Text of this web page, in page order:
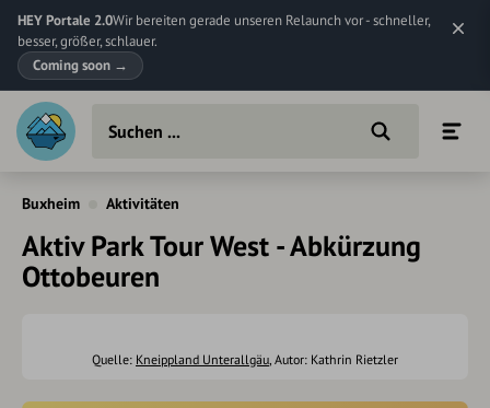
HEY Portale 2.0Wir bereiten gerade unseren Relaunch vor - schneller,
besser, größer, schlauer.
Coming soon →
Buxheim Aktivitäten
Aktiv Park Tour West - Abkürzung
Ottobeuren
Quelle: Kneippland Unterallgäu, Autor: Kathrin Rietzler